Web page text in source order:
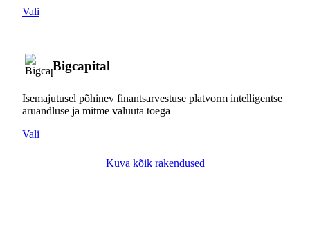
Vali
Bigcapital
Isemajutusel põhinev finantsarvestuse platvorm intelligentse
aruandluse ja mitme valuuta toega
Vali
Kuva kõik rakendused